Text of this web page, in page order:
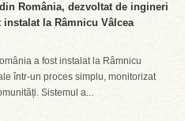
România, dezvoltat de ingineri
la Râmnicu Vâlcea
a fost instalat la Râmnicu
într-un proces simplu, monitorizat
Sistemul a...